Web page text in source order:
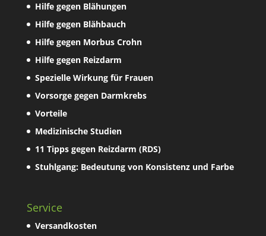
Hilfe gegen Blähungen
Hilfe gegen Blähbauch
Hilfe gegen Morbus Crohn
Hilfe gegen Reizdarm
Spezielle Wirkung für Frauen
Vorsorge gegen Darmkrebs
Vorteile
Medizinische Studien
11 Tipps gegen Reizdarm (RDS)
Stuhlgang: Bedeutung von Konsistenz und Farbe
Service
Versandkosten